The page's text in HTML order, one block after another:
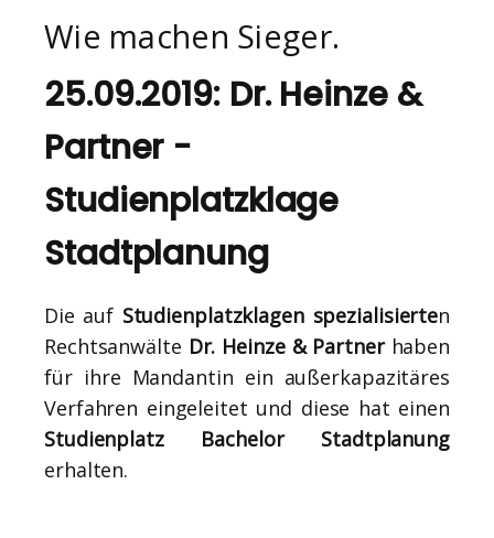
Wie machen Sieger.
25.09.2019: Dr. Heinze &
Partner -
Studienplatzklage
Stadtplanung
Die auf Studienplatzklagen spezialisierten
Rechtsanwälte Dr. Heinze & Partnerhaben
für ihre Mandantin ein außerkapazitäres
Verfahren eingeleitet und diese hat einen
Studienplatz Bachelor Stadtplanung
erhalten.